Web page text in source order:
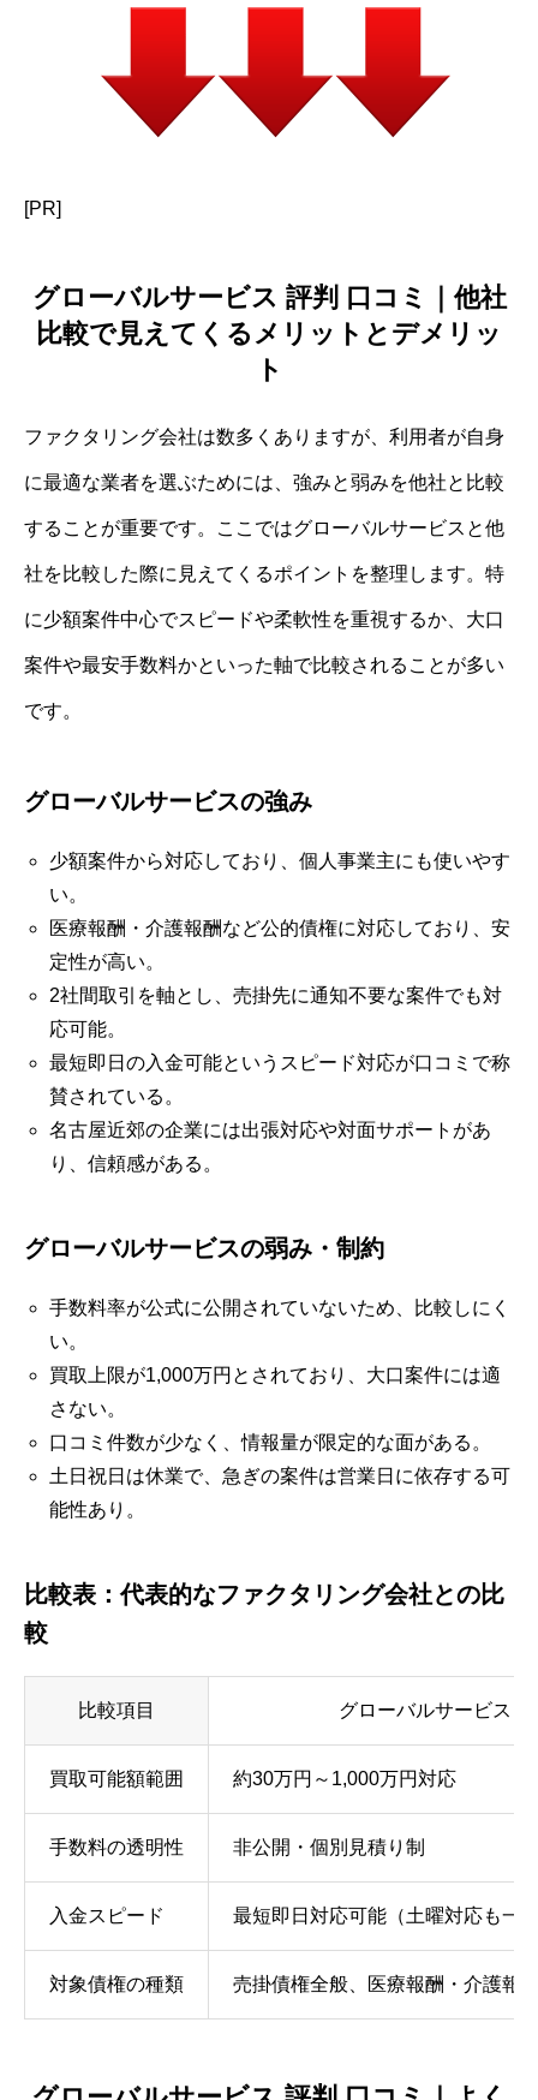
[PR]
グローバルサービス 評判 口コミ｜他社
比較で見えてくるメリットとデメリッ
ト
ファクタリング会社は数多くありますが、利用者が自身
に最適な業者を選ぶためには、強みと弱みを他社と比較
することが重要です。ここではグローバルサービスと他
社を比較した際に見えてくるポイントを整理します。特
に少額案件中心でスピードや柔軟性を重視するか、大口
案件や最安手数料かといった軸で比較されることが多い
です。
グローバルサービスの強み
少額案件から対応しており、個人事業主にも使いやす
い。
医療報酬・介護報酬など公的債権に対応しており、安
定性が高い。
2社間取引を軸とし、売掛先に通知不要な案件でも対
応可能。
最短即日の入金可能というスピード対応が口コミで称
賛されている。
名古屋近郊の企業には出張対応や対面サポートがあ
り、信頼感がある。
グローバルサービスの弱み・制約
手数料率が公式に公開されていないため、比較しにく
い。
買取上限が1,000万円とされており、大口案件には適
さない。
口コミ件数が少なく、情報量が限定的な面がある。
土日祝日は休業で、急ぎの案件は営業日に依存する可
能性あり。
比較表：代表的なファクタリング会社との比
較
比較項目 グローバルサービス
買取可能額範囲 約30万円～1,000万円対応
手数料の透明性 非公開・個別見積り制
入金スピード 最短即日対応可能（土曜対応も一
対象債権の種類 売掛債権全般、医療報酬・介護報